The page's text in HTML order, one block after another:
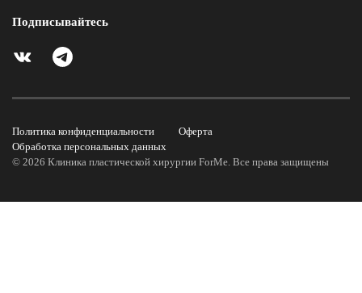
Подписывайтесь
Политика конфиденциальности
Оферта
Обработка персональных данных
© 2026 Клиника пластической хирургии ForMe. Все права защищены